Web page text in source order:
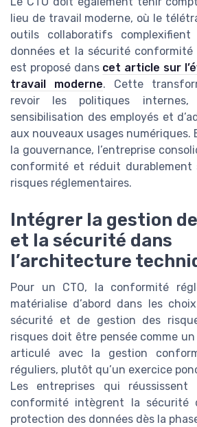
lieu de travail moderne, où le
outils collaboratifs
données et la sécurité
est proposé dans cet article sur
travail moderne. Cette
revoir les politiques
sensibilisation des employés et
aux nouveaux usages
la gouvernance, l’entreprise
conformité et réduit durablement
risques réglementaires.
Intégrer la gestion
et la sécurité dans
l’architecture
Pour un CTO, la conformité
matérialise d’abord dans les
sécurité et de gestion des
risques doit être pensée comme
articulé avec la gestion
réguliers, plutôt qu’un exercice
Les entreprises qui
conformité intègrent la sécurité
protection des données dès la